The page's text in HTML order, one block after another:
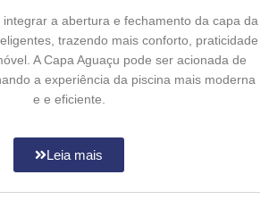
a abertura e fechamento da capa da
trazendo mais conforto, praticidade
A Capa Aguaçu pode ser acionada de
a experiência da piscina mais moderna
e e eficiente.
Leia mais